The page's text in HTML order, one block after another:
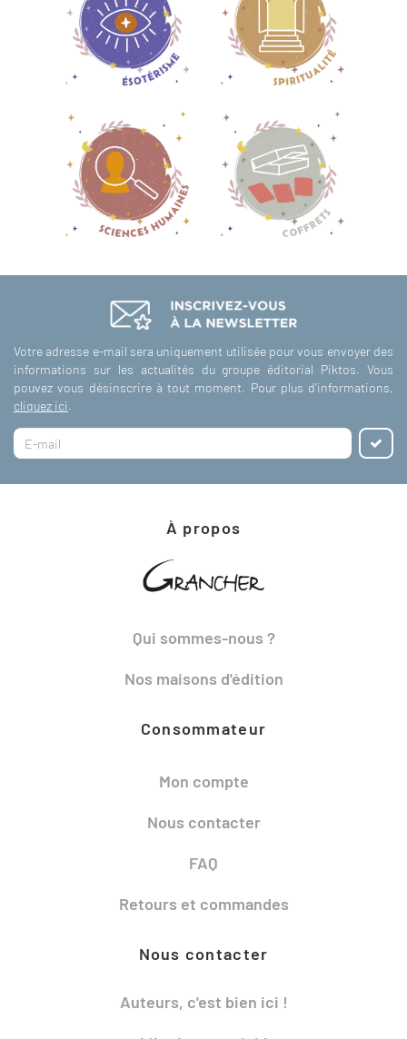
Votre adresse e-mail sera uniquement utilisée pour vous envoyer des
informations sur les actualités du groupe éditorial Piktos. Vous
pouvez vous désinscrire à tout moment. Pour plus d'informations,
cliquez ici.
À propos
Qui sommes-nous ?
Nos maisons d'édition
Consommateur
Mon compte
Nous contacter
FAQ
Retours et commandes
Nous contacter
Auteurs, c'est bien ici !